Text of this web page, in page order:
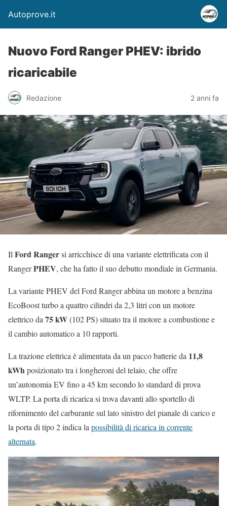
Autoprove.it
Nuovo Ford Ranger PHEV: ibrido
ricaricabile
Redazione 2 anni fa
Il Ford Rangersi arricchisce di una variante elettrificata con il
RangerPHEV, che ha fatto il suo debutto mondiale in Germania.
La variante PHEV del Ford Ranger abbina un motore a benzina
EcoBoost turbo a quattro cilindri da 2,3 litri con un motore
elettrico da 75 kW(102 PS) situato tra il motore a combustione e
il cambio automatico a 10 rapporti.
La trazione elettrica è alimentata da un pacco batterie da 11,8
kWh posizionato tra i longheroni del telaio, che offre
un’autonomia EV fino a 45 km secondo lo standard di prova
WLTP. La porta di ricarica si trova davanti allo sportello di
rifornimento del carburante sul lato sinistro del pianale di carico e
la porta di tipo 2 indica la possibilità di ricarica in corrente
alternata.